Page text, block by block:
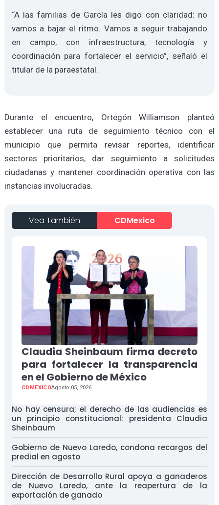
“A las familias de García les digo con claridad: no
vamos a bajar el ritmo. Vamos a seguir trabajando
en campo, con infraestructura, tecnología y
coordinación para fortalecer el servicio”, señaló el
titular de la paraestatal.
Durante el encuentro, Ortegón Williamson planteó
establecer una ruta de seguimiento técnico con el
municipio que permita revisar reportes, identificar
sectores prioritarios, dar seguimiento a solicitudes
ciudadanas y mantener coordinación operativa con las
instancias involucradas.
Vea También CDMexico
Claudia Sheinbaum firma decreto
para fortalecer la transparencia
en el Gobierno de México
CDMEXICOAgosto 05, 2026
No hay censura; el derecho de las audiencias es
un principio constitucional: presidenta Claudia
Sheinbaum
Gobierno de Nuevo Laredo, condona recargos del
predial en agosto
Dirección de Desarrollo Rural apoya a ganaderos
de Nuevo Laredo, ante la reapertura de la
exportación de ganado